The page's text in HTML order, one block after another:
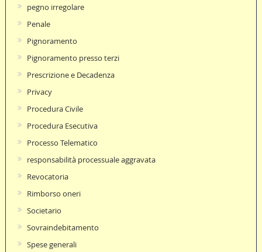
pegno irregolare
Penale
Pignoramento
Pignoramento presso terzi
Prescrizione e Decadenza
Privacy
Procedura Civile
Procedura Esecutiva
Processo Telematico
responsabilità processuale aggravata
Revocatoria
Rimborso oneri
Societario
Sovraindebitamento
Spese generali